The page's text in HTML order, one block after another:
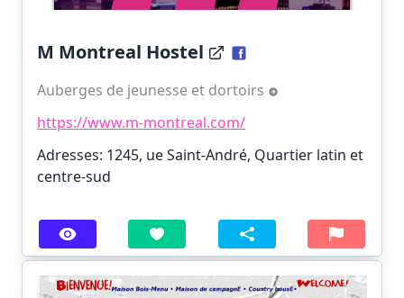
M Montreal Hostel
Auberges de jeunesse et dortoirs
https://www.m-montreal.com/
Adresses: 1245, ue Saint-André, Quartier latin et
centre-sud